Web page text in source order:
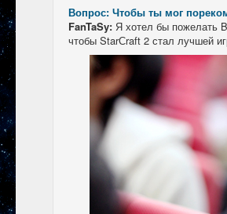
Вопрос: Чтобы ты мог
FanTaSy: Я хотел бы пожелать
чтобы StarСraft 2 стал лучшей